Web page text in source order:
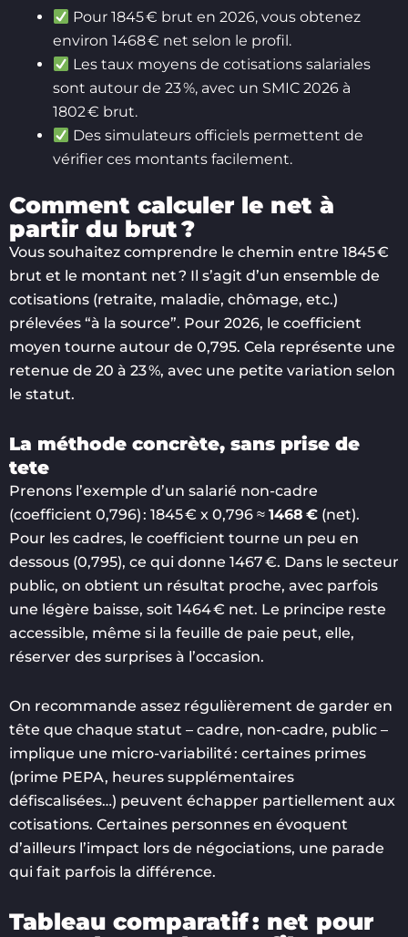
Pour 1845 € brut en 2026, vous obtenez
environ 1468 € net selon le profil.
Les taux moyens de cotisations salariales
sont autour de 23 %, avec un SMIC 2026 à
1802 € brut.
Des simulateurs officiels permettent de
vérifier ces montants facilement.
Comment calculer le net à
partir du brut ?
Vous souhaitez comprendre le chemin entre 1845 €
brut et le montant net ? Il s’agit d’un ensemble de
cotisations (retraite, maladie, chômage, etc.)
prélevées “à la source”. Pour 2026, le coefficient
moyen tourne autour de 0,795. Cela représente une
retenue de 20 à 23 %, avec une petite variation selon
le statut.
La méthode concrète, sans prise de
tete
Prenons l’exemple d’un salarié non-cadre
(coefficient 0,796) : 1845 € x 0,796 ≈ 1468 € (net).
Pour les cadres, le coefficient tourne un peu en
dessous (0,795), ce qui donne 1467 €. Dans le secteur
public, on obtient un résultat proche, avec parfois
une légère baisse, soit 1464 € net. Le principe reste
accessible, même si la feuille de paie peut, elle,
réserver des surprises à l’occasion.
On recommande assez régulièrement de garder en
tête que chaque statut – cadre, non-cadre, public –
implique une micro-variabilité : certaines primes
(prime PEPA, heures supplémentaires
défiscalisées…) peuvent échapper partiellement aux
cotisations. Certaines personnes en évoquent
d’ailleurs l’impact lors de négociations, une parade
qui fait parfois la différence.
Tableau comparatif : net pour